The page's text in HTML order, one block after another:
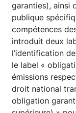
garanties), ainsi
publique
compétences
introduit deux
l’identification
le label «
émissions
droit national
obligation